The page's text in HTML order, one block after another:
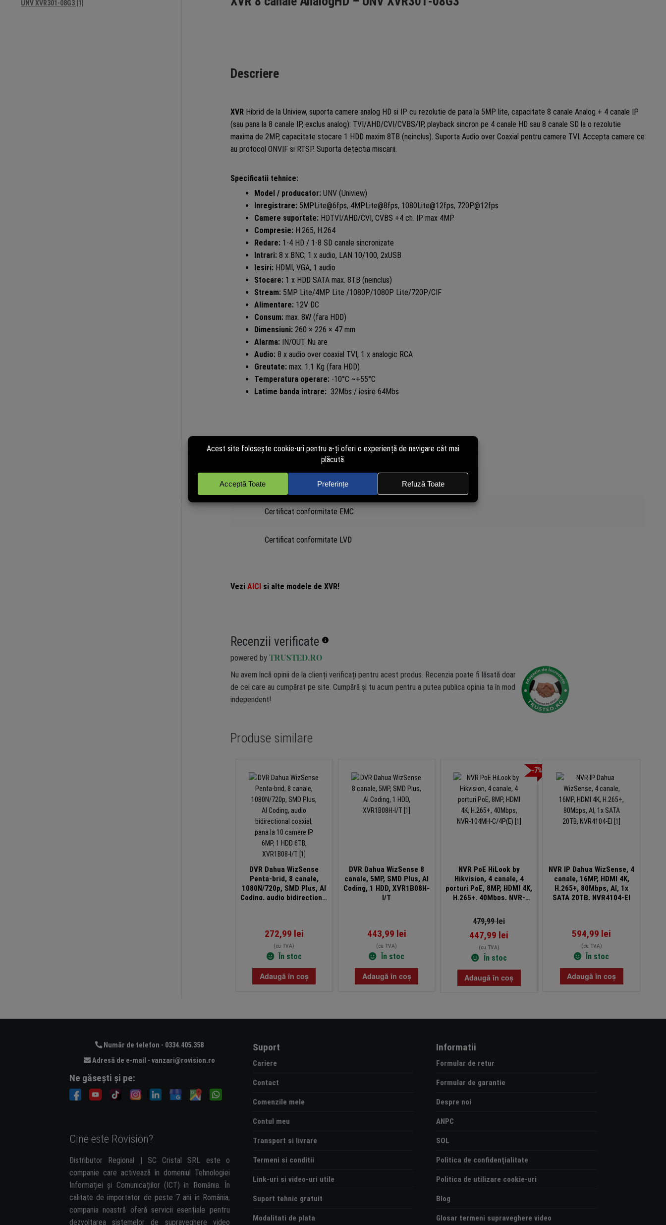
Descriere
XVRHibrid de la Uniview, suporta camere analog HD si IP cu rezolutie de pana la 5MP lite, capacitate 8 canale Analog + 4 canale IP
(sau pana la 8 canale IP, exclus analog): TVI/AHD/CVI/CVBS/IP, playback sincron pe 4 canale HD sau 8 canale SD la o rezolutie
maxima de 2MP, capacitate stocare 1 HDD maxim 8TB (neinclus). Suporta Audio over Coaxial pentru camere TVI. Accepta camere ce
au protocol ONVIF si RTSP. Suporta detectia miscarii.
Specificatii tehnice:
Model / producator:UNV (Uniview)
Inregistrare:5MPLite@6fps, 4MPLite@8fps, 1080Lite@12fps, 720P@12fps
Camere suportate:HDTVI/AHD/CVI, CVBS +4 ch. IP max 4MP
Compresie:H.265, H.264
Redare:1-4 HD / 1-8 SD canale sincronizate
Intrari:8 x BNC; 1 x audio, LAN 10/100, 2xUSB
Iesiri:HDMI, VGA, 1 audio
Stocare:1 x HDD SATA max. 8TB (neinclus)
Stream:5MP Lite/4MP Lite /1080P/1080P Lite/720P/CIF
Alimentare:12V DC
Consum:max. 8W (fara HDD)
Dimensiuni:260 × 226 × 47 mm
Alarma:IN/OUT Nu are
Audio:8 x audio over coaxial TVI, 1 x analogic RCA
Greutate:max. 1.1 Kg (fara HDD)
Temperatura operare:-10°C ~+55°C
Latime banda intrare: 32Mbs / iesire 64Mbs
Documente si manuale
Specificatii tehnice XVR301-08G4
Certificat conformitate EMC
Certificat conformitate LVD
Vezi AICIsi alte modele de XVR!
Recenzii verificate
powered by TRUSTED.RO
Nu avem încă opinii de la clienți verificați pentru acest produs. Recenzia poate fi lăsată doar
de cei care au cumpărat pe site. Cumpără și tu acum pentru a putea publica opinia ta în mod
independent!
Produse similare
DVR Dahua WizSense
Penta-brid, 8 canale,
1080N/720p, SMD Plus, AI
Coding, audio bidirectional
272,99 lei
(cu TVA)
În stoc
Adaugă în coș
DVR Dahua WizSense 8
canale, 5MP, SMD Plus, AI
Coding, 1 HDD, XVR1B08H-
I/T
443,99 lei
(cu TVA)
În stoc
Adaugă în coș
-7%
NVR PoE HiLook by
Hikvision, 4 canale, 4
porturi PoE, 8MP, HDMI 4K,
H.265+, 40Mbps, NVR-
479,99lei
447,99 lei
(cu TVA)
În stoc
Adaugă în coș
NVR IP Dahua WizSense, 4
canale, 16MP, HDMI 4K,
H.265+, 80Mbps, AI, 1x
SATA 20TB, NVR4104-EI
594,99 lei
(cu TVA)
În stoc
Adaugă în coș
Număr de telefon - 0334.405.358
Adresă de e-mail - vanzari@rovision.ro
Ne găsești și pe:
Cine este Rovision?
Distributor Regional | SC Cristal SRL este o
companie care activează în domeniul Tehnologiei
Informației și Comunicațiilor (ICT) în România. În
calitate de importator de peste 7 ani în România,
compania noastră oferă servicii esențiale pentru
dezvoltarea sistemelor de supraveghere video
Suport
Cariere
Contact
Comenzile mele
Contul meu
Transport si livrare
Termeni si conditii
Link-uri si video-uri utile
Suport tehnic gratuit
Modalitati de plata
Informatii
Formular de retur
Formular de garantie
Despre noi
ANPC
SOL
Politica de confidențialitate
Politica de utilizare cookie-uri
Blog
Glosar termeni supraveghere video